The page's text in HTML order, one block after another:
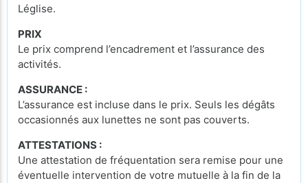
Léglise.
PRIX
Le prix comprend l’encadrement et l’assurance des
activités.
ASSURANCE :
L’assurance est incluse dans le prix. Seuls les dégâts
occasionnés aux lunettes ne sont pas couverts.
ATTESTATIONS :
Une attestation de fréquentation sera remise pour une
éventuelle intervention de votre mutuelle à la fin de la